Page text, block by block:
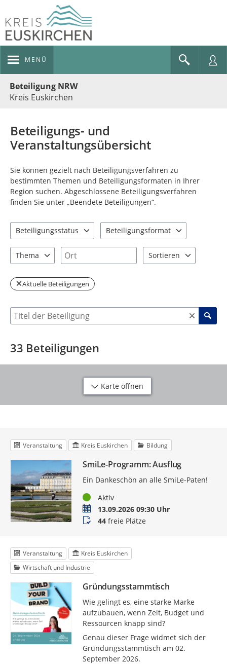
MENÜ
Beteiligung NRW
Kreis Euskirchen
Beteiligungs- und
Veranstaltungsübersicht
Sie können gezielt nach Beteiligungsverfahren zu
bestimmten Themen und Beteiligungsformaten in Ihrer
Region suchen. Abgeschlossene Beteiligungsverfahren
finden Sie unter „Beendete Beteiligungen“.
Beteiligungsstatus
Beteiligungsformat
Thema
Ort
Sortieren
Aktuelle Beteiligungen
Suche nach Beteiligung
33 Beteiligungen
Karte öffnen
Veranstaltung Kreis Euskirchen Bildung
SmiLe-Programm: Ausflug
Ein Dankeschön an alle SmiLe-Paten!
StatusAktiv
Termin13.09.2026 09:30 Uhr
Buchungsstatus
44freie Plätze
Veranstaltung
Kreis Euskirchen
Wirtschaft und Industrie
Gründungsstammtisch
Wie gelingt es, eine starke Marke
aufzubauen, wenn Zeit, Budget und
Ressourcen knapp sind?
Genau dieser Frage widmet sich der
Gründungsstammtisch am 02.
September 2026.